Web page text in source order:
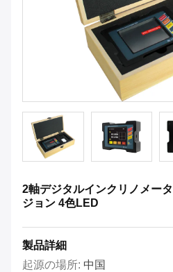
2軸デジタルインクリノメー
ジョン 4色LED
製品詳細
起源の場所: 中国